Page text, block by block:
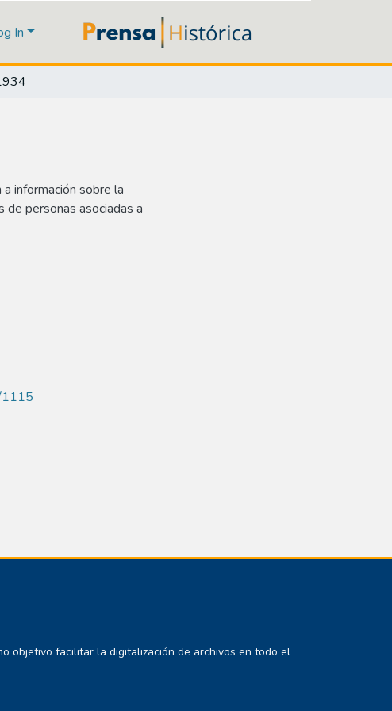
In
información sobre la
de personas asociadas a
1115
objetivo facilitar la digitalización de archivos en todo el